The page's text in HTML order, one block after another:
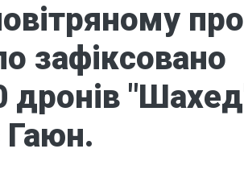
зафіксовано
дронів
Гаюн.